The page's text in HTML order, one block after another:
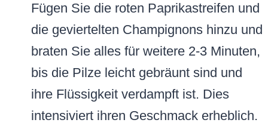
Fügen Sie die roten Paprikastreifen und
die geviertelten Champignons hinzu und
braten Sie alles für weitere 2-3 Minuten,
bis die Pilze leicht gebräunt sind und
ihre Flüssigkeit verdampft ist. Dies
intensiviert ihren Geschmack erheblich.